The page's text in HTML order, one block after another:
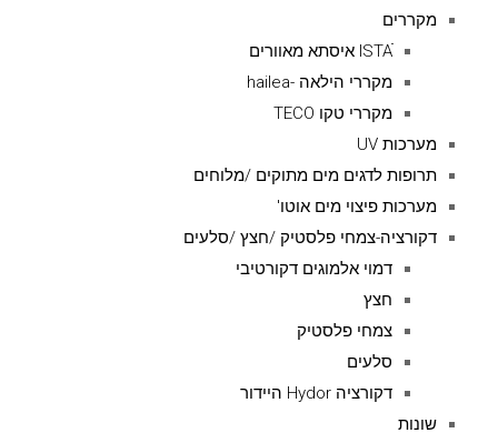
מקררים
ISTAׁׂ איסתא מאוורים
מקררי הילאה -hailea
מקררי טקו TECO
מערכות UV
תרופות לדגים מים מתוקים /מלוחים
מערכות פיצוי מים אוטו'
דקורציה-צמחי פלסטיק /חצץ /סלעים
דמוי אלמוגים דקורטיבי
חצץ
צמחי פלסטיק
סלעים
דקורציה Hydor היידור
שונות